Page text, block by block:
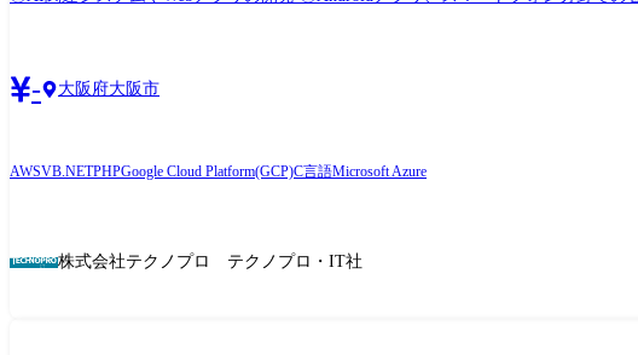
社の定める業務
- 大阪府大阪市
AWSVB.NETPHPGoogle Cloud Platform(GCP)C言語Microsoft Azure
株式会社テクノプロ テクノプロ・IT社